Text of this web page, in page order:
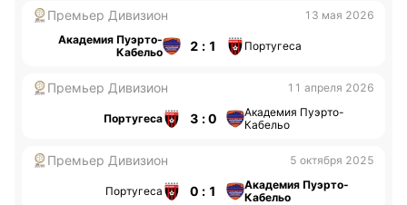
Премьер Дивизион
13 мая 2026
Академия Пуэрто-
Кабельо
2 : 1 Португеса
Премьер Дивизион 11 апреля 2026
Португеса 3 : 0
Академия Пуэрто-
Кабельо
Премьер Дивизион 5 октября 2025
Португеса 0 : 1
Академия Пуэрто-
Кабельо